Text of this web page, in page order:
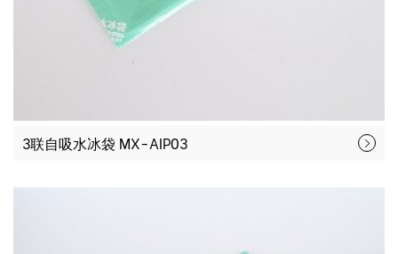
3联自吸水冰袋 MX-AIP03